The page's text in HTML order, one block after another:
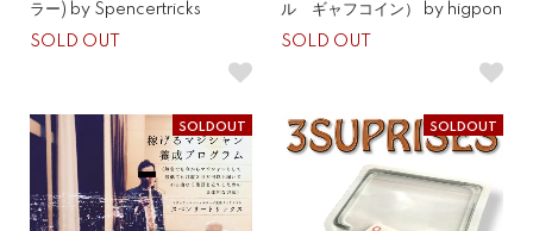
ラー) by Spencertricks
SOLD OUT
ル ギャフコイン） by higpon
SOLD OUT
SOLDOUT SOLDOUT